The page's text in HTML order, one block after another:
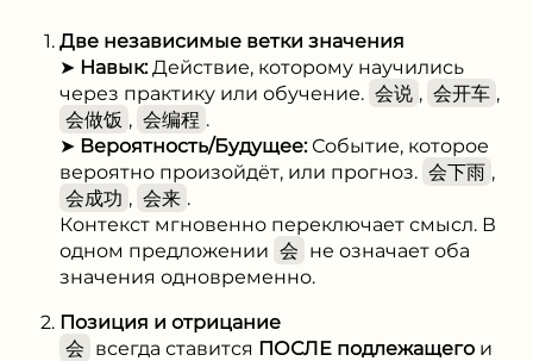
Две независимые ветки значения
➤ Навык:Действие, которому научились
через практику или обучение. 会说 , 会开车 ,
会做饭 , 会编程 .
➤ Вероятность/Будущее:Событие, которое
вероятно произойдёт, или прогноз. 会下雨 ,
会成功 , 会来 .
Контекст мгновенно переключает смысл. В
одном предложении 会 не означает оба
значения одновременно.
Позиция и отрицание
会 всегда ставится ПОСЛЕ подлежащего и